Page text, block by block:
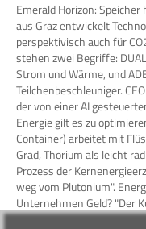
Emerald Horizon:
aus Graz entwickelt
perspektivisch auch für
stehen zwei Begriffe:
Strom und Wärme, und
Teilchenbeschleuniger.
der von einer AI
Energie gilt es zu
Container) arbeitet mit
Grad, Thorium als leicht
Prozess der
weg vom Plutonium".
Unternehmen Geld? "Der
bauen kein